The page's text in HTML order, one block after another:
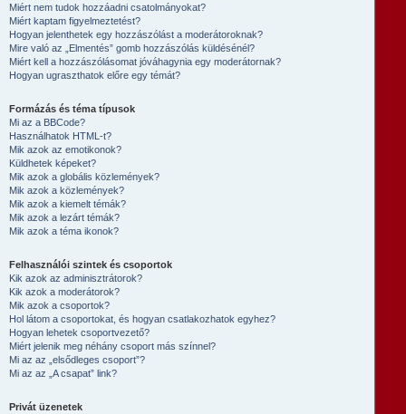
Miért nem tudok hozzáadni csatolmányokat?
Miért kaptam figyelmeztetést?
Hogyan jelenthetek egy hozzászólást a moderátoroknak?
Mire való az „Elmentés” gomb hozzászólás küldésénél?
Miért kell a hozzászólásomat jóváhagynia egy moderátornak?
Hogyan ugraszthatok előre egy témát?
Formázás és téma típusok
Mi az a BBCode?
Használhatok HTML-t?
Mik azok az emotikonok?
Küldhetek képeket?
Mik azok a globális közlemények?
Mik azok a közlemények?
Mik azok a kiemelt témák?
Mik azok a lezárt témák?
Mik azok a téma ikonok?
Felhasználói szintek és csoportok
Kik azok az adminisztrátorok?
Kik azok a moderátorok?
Mik azok a csoportok?
Hol látom a csoportokat, és hogyan csatlakozhatok egyhez?
Hogyan lehetek csoportvezető?
Miért jelenik meg néhány csoport más színnel?
Mi az az „elsődleges csoport”?
Mi az az „A csapat” link?
Privát üzenetek